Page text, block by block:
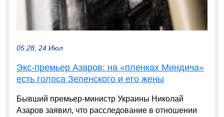
05:28, 24 Июл
Экс-премьер Азаров: на «пленках Миндича»
есть голоса Зеленского и его жены
Бывший премьер-министр Украины Николай
Азаров заявил, что расследование в отношении